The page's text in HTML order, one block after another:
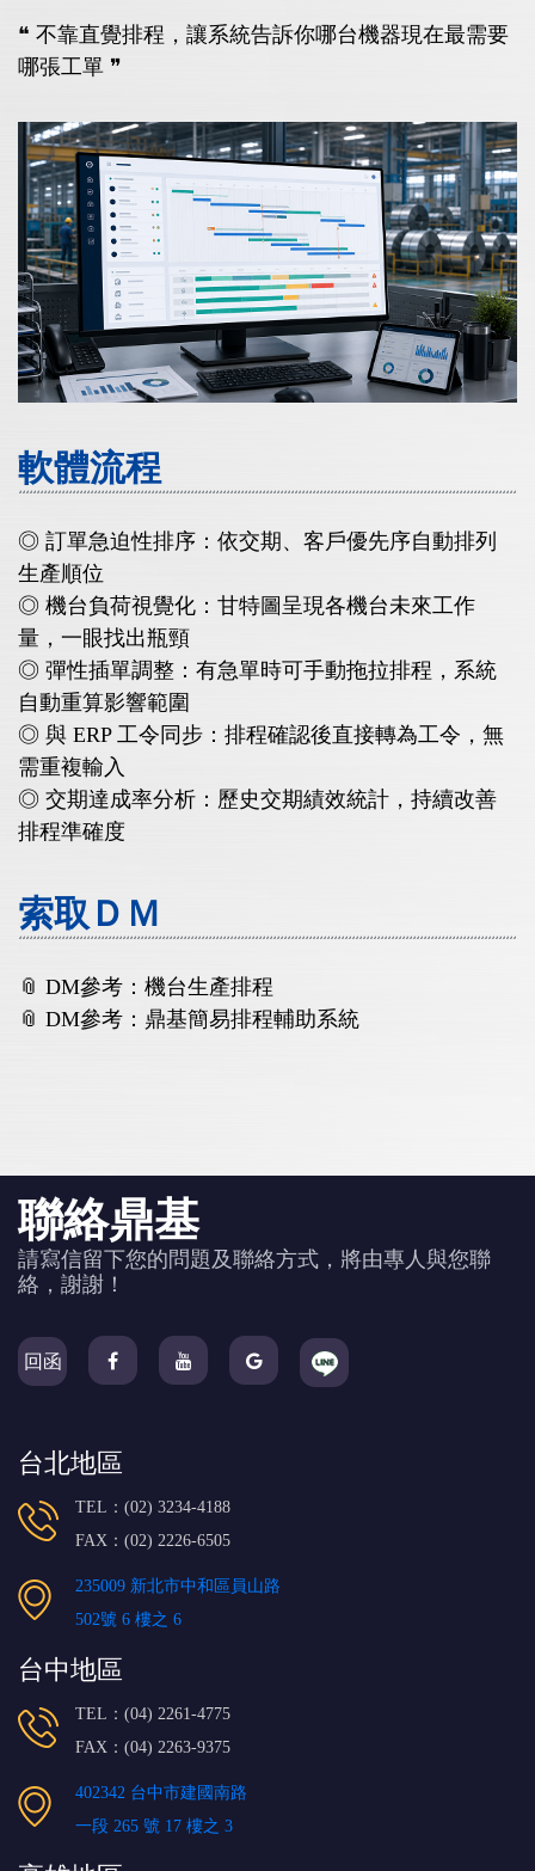
❝ 不靠直覺排程，讓系統告訴你哪台機器現在最需要
哪張工單 ❞
軟體流程
◎ 訂單急迫性排序：依交期、客戶優先序自動排列
生產順位
◎ 機台負荷視覺化：甘特圖呈現各機台未來工作
量，一眼找出瓶頸
◎ 彈性插單調整：有急單時可手動拖拉排程，系統
自動重算影響範圍
◎ 與 ERP 工令同步：排程確認後直接轉為工令，無
需重複輸入
◎ 交期達成率分析：歷史交期績效統計，持續改善
排程準確度
索取ＤＭ
📎 DM參考：機台生產排程
📎 DM參考：鼎基簡易排程輔助系統
聯絡鼎基
請寫信留下您的問題及聯絡方式，將由專人與您聯
絡，謝謝！
回函
台北地區
TEL：(02) 3234-4188
FAX：(02) 2226-6505
235009 新北市中和區員山路
502號 6 樓之 6
台中地區
TEL：(04) 2261-4775
FAX：(04) 2263-9375
402342 台中市建國南路
一段 265 號 17 樓之 3